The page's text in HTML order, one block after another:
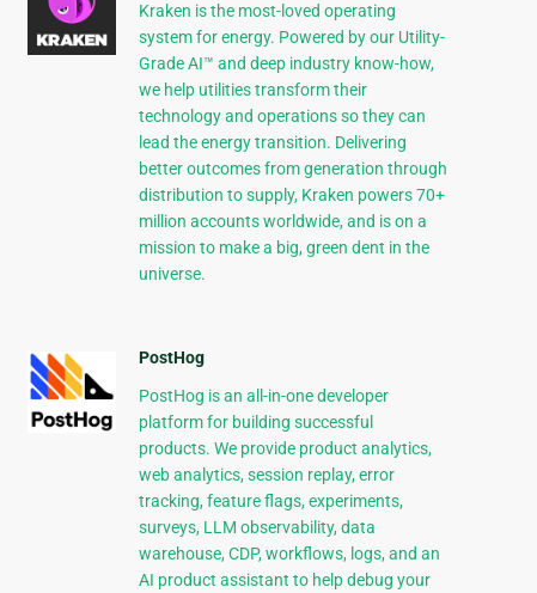
Kraken is the most-loved operating
system for energy. Powered by our Utility-
Grade AI™ and deep industry know-how,
we help utilities transform their
technology and operations so they can
lead the energy transition. Delivering
better outcomes from generation through
distribution to supply, Kraken powers 70+
million accounts worldwide, and is on a
mission to make a big, green dent in the
universe.
PostHog
PostHog is an all-in-one developer
platform for building successful
products. We provide product analytics,
web analytics, session replay, error
tracking, feature flags, experiments,
surveys, LLM observability, data
warehouse, CDP, workflows, logs, and an
AI product assistant to help debug your